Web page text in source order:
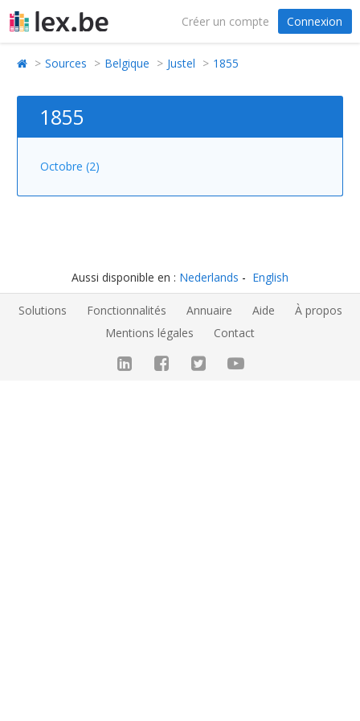
Créer un compte Connexion
Sources Belgique Justel 1855
1855
Octobre (2)
Aussi disponible en : Nederlands English
Solutions Fonctionnalités Annuaire Aide
À propos
Mentions légales
Contact